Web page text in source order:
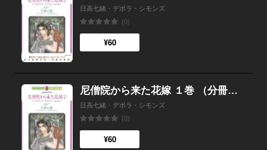
日高七緒・デボラ・シモンズ
(0)
¥60
尼僧院から来た花嫁 １巻 （分冊版）3話
日高七緒・デボラ・シモンズ
(0)
¥60